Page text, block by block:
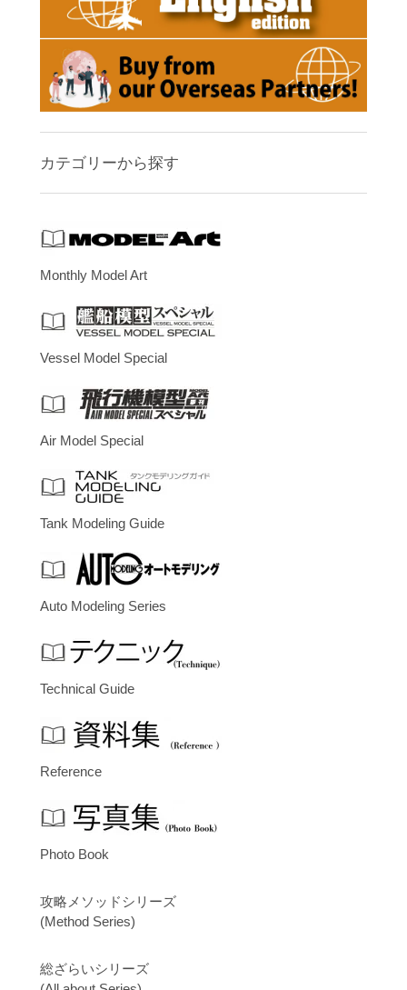
カテゴリーから探す
Monthly Model Art
Vessel Model Special
Air Model Special
Tank Modeling Guide
Auto Modeling Series
Technical Guide
Reference
Photo Book
攻略メソッドシリーズ
(Method Series)
総ざらいシリーズ